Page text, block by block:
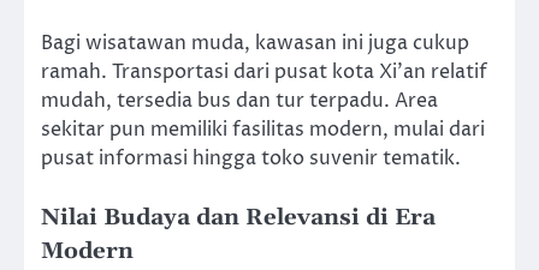
Bagi wisatawan muda, kawasan ini juga cukup
ramah. Transportasi dari pusat kota Xi’an relatif
mudah, tersedia bus dan tur terpadu. Area
sekitar pun memiliki fasilitas modern, mulai dari
pusat informasi hingga toko suvenir tematik.
Nilai Budaya dan Relevansi di Era
Modern